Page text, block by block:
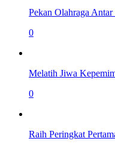
Pekan Olahraga
0
Melatih Jiwa
0
Raih Peringkat